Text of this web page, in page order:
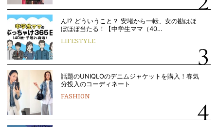
ん!? どういうこと？ 安堵から一転、女の勘はほ
ぼほぼ当たる！【中学生ママ（40…
LIFESTYLE
話題のUNIQLOのデニムジャケットを購入！春気
分投入のコーディネート
FASHION